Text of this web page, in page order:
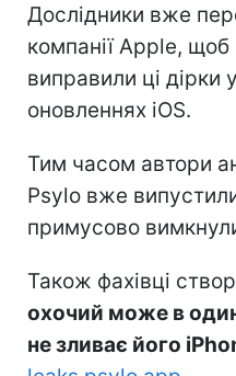
Дослідники вже
компанії Apple,
виправили ці дірки
оновленнях iOS.
Тим часом автори
Psylo вже
примусово
Також фахівці
охочий може в один
не зливає його